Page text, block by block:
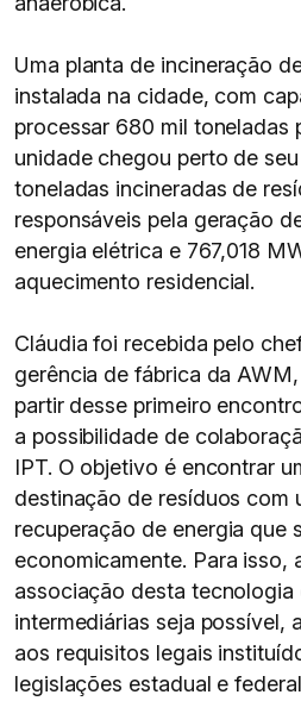
Uma planta de incineração
instalada na cidade, com
processar 680 mil toneladas
unidade chegou perto de
toneladas incineradas de
responsáveis pela geração
energia elétrica e 767,018
aquecimento residencial.
Cláudia foi recebida pelo
gerência de fábrica da AWM,
partir desse primeiro
a possibilidade de
IPT. O objetivo é encontrar
destinação de resíduos com
recuperação de energia que
economicamente. Para isso,
associação desta tecnologia
intermediárias seja possível,
aos requisitos legais
legislações estadual e